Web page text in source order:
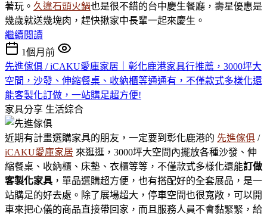
著玩。 久違石頭火鍋也是很不錯的台中慶生餐廳，壽星優惠是
幾歲就送幾塊肉，趕快揪家中長輩一起來慶生。
繼續閱讀
1個月前
先進傢俱 / iCAKU愛庫家居｜彰化鹿港家具行推薦，3000坪大
空間，沙發、伸縮餐桌、收納櫃等通通有，不僅款式多樣化還
能客製化訂做，一站購足超方便!
家具分享 生活綜合
近期有計畫選購家具的朋友，一定要到彰化鹿港的 先進傢俱 /
iCAKU愛庫家居 來逛逛，3000坪大空間內擺放各種沙發、伸
縮餐桌、收納櫃、床墊、衣櫃等等，不僅款式多樣化還能訂做
客製化家具 ，單品選購超方便，也有搭配好的全套展品，是一
站購足的好去處。除了展場超大，停車空間也很寬敞，可以開
車來把心儀的商品直接帶回家，而且服務人員不會黏緊緊，給